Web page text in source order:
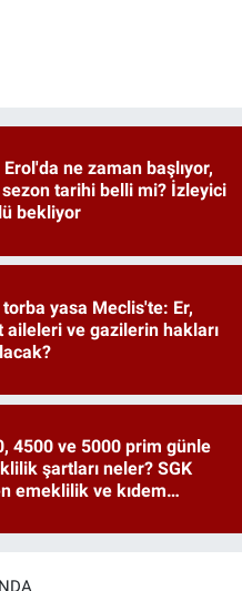
Erol'da ne zaman başlıyor,
tarihi belli mi? İzleyici
bekliyor
torba yasa Meclis'te: Er,
aileleri ve gazilerin hakları
4500 ve 5000 prim günle
şartları neler? SGK
emeklilik ve kıdem